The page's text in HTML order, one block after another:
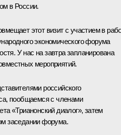
в России.
этот визит с участием в
экономического форума
У нас на завтра запланирована
мероприятий.
российского
пообщаемся с членами
«Трианонский диалог», затем
заседании форума.